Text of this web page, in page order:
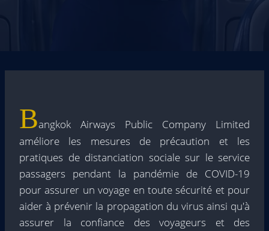
Bangkok Airways Public Company Limited
améliore les mesures de précaution et les
pratiques de distanciation sociale sur le service
passagers pendant la pandémie de COVID-19
pour assurer un voyage en toute sécurité et pour
aider à prévenir la propagation du virus ainsi qu'à
assurer la confiance des voyageurs et des